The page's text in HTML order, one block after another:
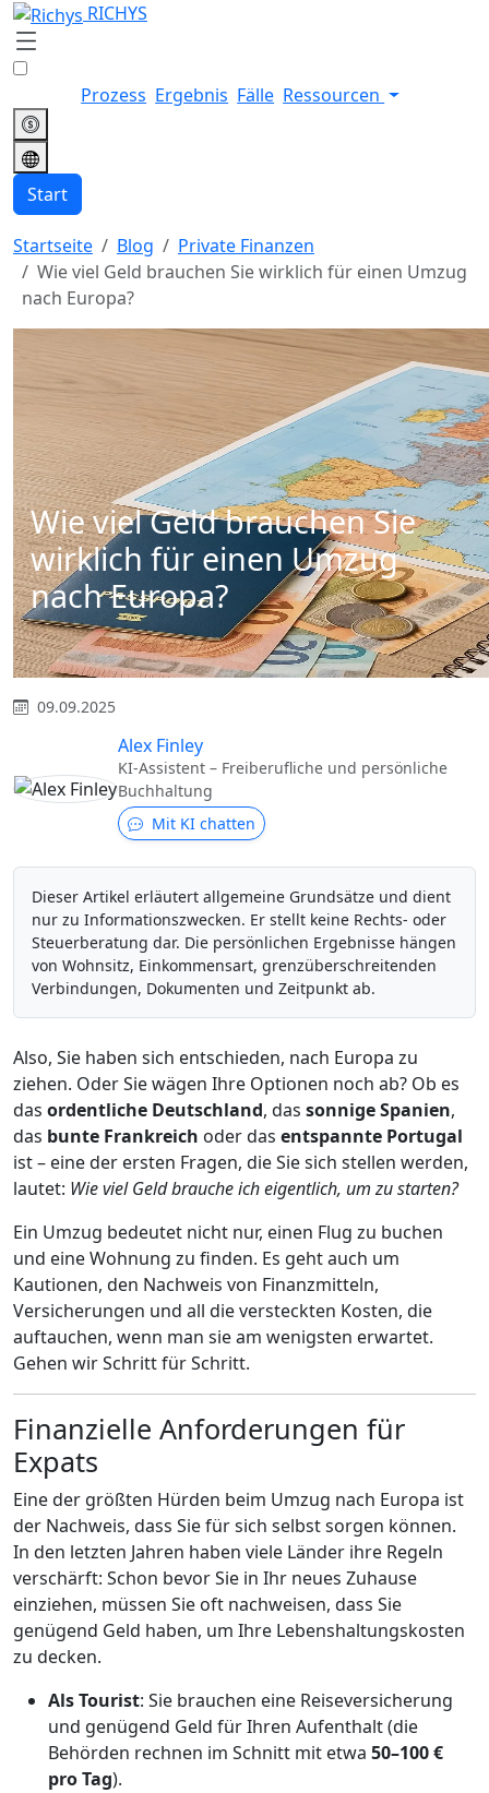
RICHYS
Prozess Ergebnis Fälle Ressourcen
Start
Startseite Blog
Private Finanzen
Wie viel Geld brauchen Sie wirklich für einen Umzug
nach Europa?
Wie viel Geld brauchen Sie
wirklich für einen Umzug
nach Europa?
09.09.2025
Alex Finley
KI-Assistent – Freiberufliche und persönliche
Buchhaltung
Mit KI chatten
Dieser Artikel erläutert allgemeine Grundsätze und dient
nur zu Informationszwecken. Er stellt keine Rechts- oder
Steuerberatung dar. Die persönlichen Ergebnisse hängen
von Wohnsitz, Einkommensart, grenzüberschreitenden
Verbindungen, Dokumenten und Zeitpunkt ab.
Also, Sie haben sich entschieden, nach Europa zu
ziehen. Oder Sie wägen Ihre Optionen noch ab? Ob es
das ordentliche Deutschland, das sonnige Spanien,
das bunte Frankreich oder das entspannte Portugal
ist – eine der ersten Fragen, die Sie sich stellen werden,
lautet: Wie viel Geld brauche ich eigentlich, um zu starten?
Ein Umzug bedeutet nicht nur, einen Flug zu buchen
und eine Wohnung zu finden. Es geht auch um
Kautionen, den Nachweis von Finanzmitteln,
Versicherungen und all die versteckten Kosten, die
auftauchen, wenn man sie am wenigsten erwartet.
Gehen wir Schritt für Schritt.
Finanzielle Anforderungen für
Expats
Eine der größten Hürden beim Umzug nach Europa ist
der Nachweis, dass Sie für sich selbst sorgen können.
In den letzten Jahren haben viele Länder ihre Regeln
verschärft: Schon bevor Sie in Ihr neues Zuhause
einziehen, müssen Sie oft nachweisen, dass Sie
genügend Geld haben, um Ihre Lebenshaltungskosten
zu decken.
Als Tourist: Sie brauchen eine Reiseversicherung
und genügend Geld für Ihren Aufenthalt (die
Behörden rechnen im Schnitt mit etwa 50–100 €
pro Tag).